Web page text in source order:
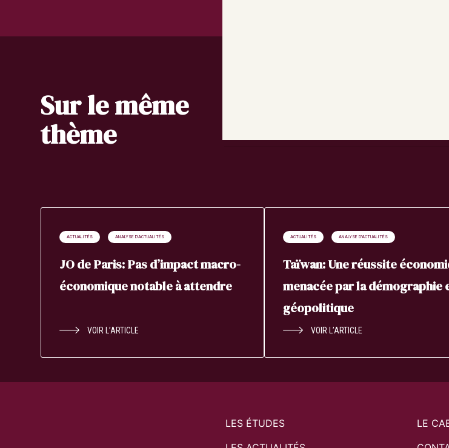
Sur le même
thème
ACTUALITÉS ANALYSE D'ACTUALITÉS
JO de Paris: Pas d’impact macro-
économique notable à attendre
VOIR L’ARTICLE
ACTUALITÉS ANALYSE D'ACTUALITÉS
Taïwan: Une réussite
menacée par la démographie
géopolitique
VOIR L’ARTICLE
LES ÉTUDES
LE